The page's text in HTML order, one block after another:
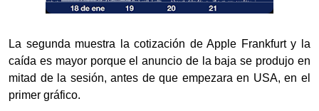
La segunda muestra la cotización de Apple Frankfurt y la
caída es mayor porque el anuncio de la baja se produjo en
mitad de la sesión, antes de que empezara en USA, en el
primer gráfico.